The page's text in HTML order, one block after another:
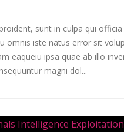
sunt in culpa qui
omnis iste natus error sit
eaqueiu ipsa quae ab illo
magni dol...